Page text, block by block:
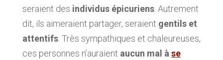
seraient des individus épicuriens. Autrement
dit, ils aimeraient partager, seraient gentils et
attentifs. Très sympathiques et chaleureuses,
ces personnes n’auraient aucun mal àse